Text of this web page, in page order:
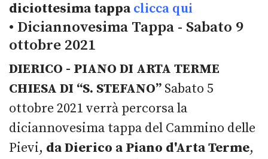
diciottesima tappaclicca qui
• Diciannovesima Tappa - Sabato 9
ottobre 2021
DIERICO - PIANO DI ARTA TERME
CHIESA DI “S. STEFANO” Sabato 5
ottobre 2021 verrà percorsa la
diciannovesima tappa del Cammino delle
Pievi, da Dierico a Piano d'Arta Terme,